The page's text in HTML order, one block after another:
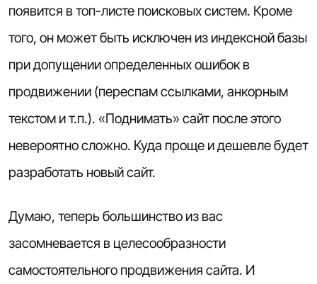
появится в топ-листе поисковых систем. Кроме
того, он может быть исключен из индексной базы
при допущении определенных ошибок в
продвижении (переспам ссылками, анкорным
текстом и т.п.). «Поднимать» сайт после этого
невероятно сложно. Куда проще и дешевле будет
разработать новый сайт.
Думаю, теперь большинство из вас
засомневается в целесообразности
самостоятельного продвижения сайта. И